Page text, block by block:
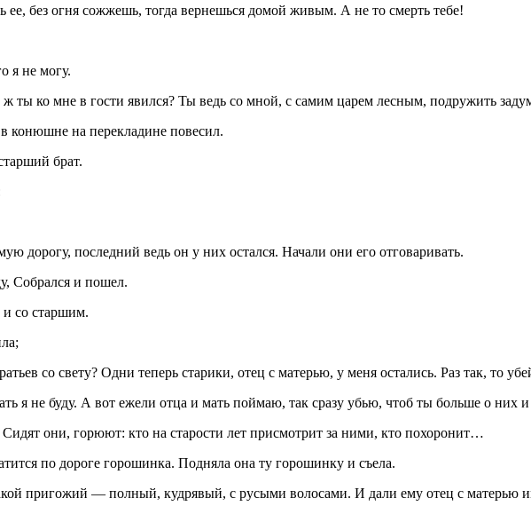
без огня сожжешь, тогда вернешься домой живым. А не то смерть тебе!
я не могу.
ко мне в гости явился? Ты ведь со мной, с самим царем лесным, подружить
конюшне на перекладине повесил.
брат.
дорогу, последний ведь он у них остался. Начали они его отговаривать.
Собрался и пошел.
и со старшим.
со свету? Одни теперь старики, отец с матерью, у меня остались. Раз так, то
не буду. А вот ежели отца и мать поймаю, так сразу убью, чтоб ты больше о них и
Сидят они, горюют: кто на старости лет присмотрит за ними, кто похоронит…
по дороге горошинка. Подняла она ту горошинку и съела.
пригожий — полный, кудрявый, с русыми волосами. И дали ему отец с матерью